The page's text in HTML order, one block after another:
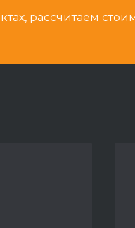
рассчитаем